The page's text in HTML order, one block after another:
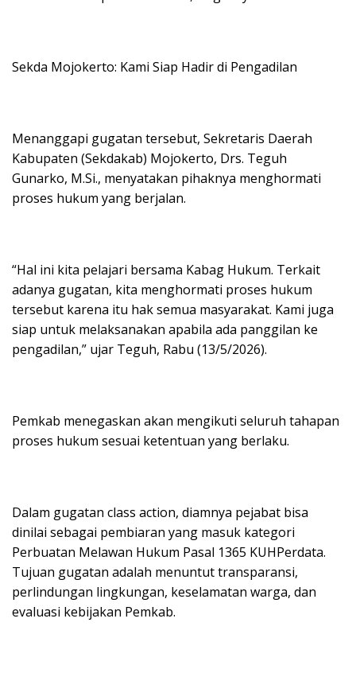
Sekda Mojokerto: Kami Siap Hadir di Pengadilan
Menanggapi gugatan tersebut, Sekretaris Daerah
Kabupaten (Sekdakab) Mojokerto, Drs. Teguh
Gunarko, M.Si., menyatakan pihaknya menghormati
proses hukum yang berjalan.
“Hal ini kita pelajari bersama Kabag Hukum. Terkait
adanya gugatan, kita menghormati proses hukum
tersebut karena itu hak semua masyarakat. Kami juga
siap untuk melaksanakan apabila ada panggilan ke
pengadilan,” ujar Teguh, Rabu (13/5/2026).
Pemkab menegaskan akan mengikuti seluruh tahapan
proses hukum sesuai ketentuan yang berlaku.
Dalam gugatan class action, diamnya pejabat bisa
dinilai sebagai pembiaran yang masuk kategori
Perbuatan Melawan Hukum Pasal 1365 KUHPerdata.
Tujuan gugatan adalah menuntut transparansi,
perlindungan lingkungan, keselamatan warga, dan
evaluasi kebijakan Pemkab.